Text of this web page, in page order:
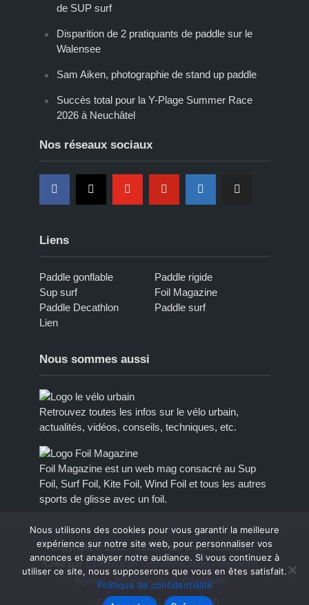
de SUP surf
Disparition de 2 pratiquants de paddle sur le
Walensee
Sam Aiken, photographie de stand up paddle
Succès total pour la Y-Plage Summer Race
2026 à Neuchâtel
Nos réseaux sociaux
Liens
Paddle gonflable
Paddle rigide
Sup surf
Foil Magazine
Paddle Decathlon
Paddle surf
Lien
Nous sommes aussi
Retrouvez toutes les infos sur le vélo urbain,
actualités, vidéos, conseils, techniques, etc.
Foil Magazine est un web mag consacré au Sup
Foil, Surf Foil, Kite Foil, Wind Foil et tous les autres
sports de glisse avec un foil.
Copyright © 2012 - 2023, tous droits réservés.
Créé par Extremotion Communication-Mentions
légales
-Politique de confidentialité
Nous utilisons des cookies pour vous garantir la meilleure
expérience sur notre site web, pour personnaliser vos
annonces et analyser notre audiance. Si vous continuez à
utiliser ce site, nous supposerons que vous en êtes satisfait.
Politique de confidentialité